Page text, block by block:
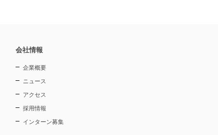
会社情報
企業概要
ニュース
アクセス
採用情報
インターン募集